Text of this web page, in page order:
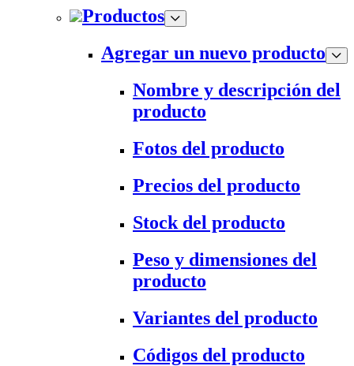
Productos
Agregar un nuevo producto
Nombre y descripción del
producto
Fotos del producto
Precios del producto
Stock del producto
Peso y dimensiones del
producto
Variantes del producto
Códigos del producto